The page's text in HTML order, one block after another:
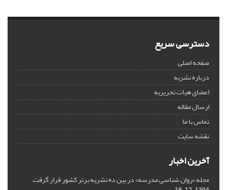
دسترسی سریع
صفحه اصلی
درباره نشریه
اعضای هیات تحریریه
ارسال مقاله
تماس با ما
نقشه سایت
آخرین اخبار
مجله «روان شناسی مدرسه» در بین ده نشریه برتر کشور قرار گرفت.